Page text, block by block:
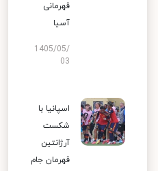
قهرمانی
آسیا
1405/05/
03
اسپانیا با
شکست
آرژانتین
قهرمان جام